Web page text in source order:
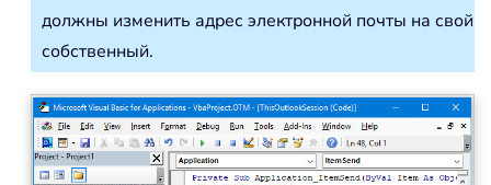
должны изменить адрес электронной почты на свой
собственный.